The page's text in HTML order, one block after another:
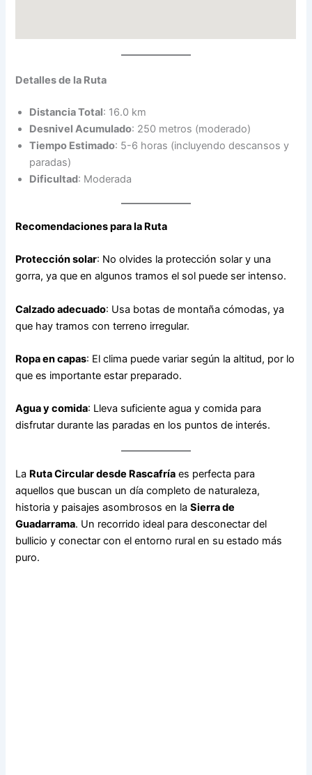
Detalles de la Ruta
Distancia Total: 16.0 km
Desnivel Acumulado: 250 metros (moderado)
Tiempo Estimado: 5-6 horas (incluyendo descansos y
paradas)
Dificultad: Moderada
Recomendaciones para la Ruta
Protección solar: No olvides la protección solar y una
gorra, ya que en algunos tramos el sol puede ser intenso.
Calzado adecuado: Usa botas de montaña cómodas, ya
que hay tramos con terreno irregular.
Ropa en capas: El clima puede variar según la altitud, por lo
que es importante estar preparado.
Agua y comida: Lleva suficiente agua y comida para
disfrutar durante las paradas en los puntos de interés.
La Ruta Circular desde Rascafría es perfecta para
aquellos que buscan un día completo de naturaleza,
historia y paisajes asombrosos en laSierra de
Guadarrama. Un recorrido ideal para desconectar del
bullicio y conectar con el entorno rural en su estado más
puro.